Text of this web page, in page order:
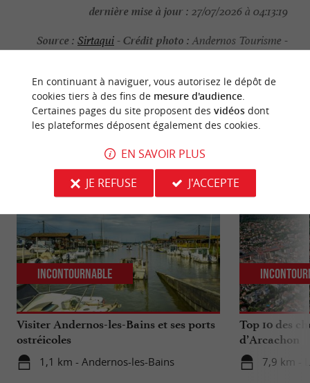
dernière mise à jour : 27/07/2026 à 04:13:19
Source : Sirtaqui-Crédit photo :Andernos Tourisme -
NOUS AVONS TESTÉPOUR VOUS
Visiter Andernos-les-Bains et ses ports
ostréicoles
1,1 km - Andernos-les-Bains
Incontournable
Top 10 des
d’Arcachon
7,9 km -
En continuant à naviguer, vous autorisez le dépôt de
cookies tiers à des fins de mesure d'audience.
Certaines pages du site proposent des vidéosdont
les plateformes déposent également des cookies.
EN SAVOIR PLUS
JE REFUSE
J'ACCEPTE